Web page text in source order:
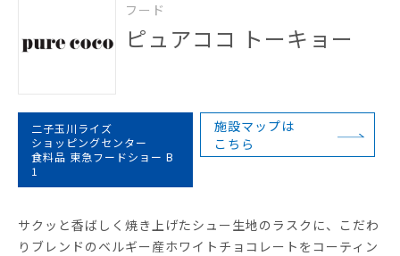
フード
ピュアココ トーキョー
二子玉川ライズ
ショッピングセンター
食料品 東急フードショー B
1
施設マップは
こちら
サクッと香ばしく焼き上げたシュー生地のラスクに、こだわ
りブレンドのベルギー産ホワイトチョコレートをコーティン